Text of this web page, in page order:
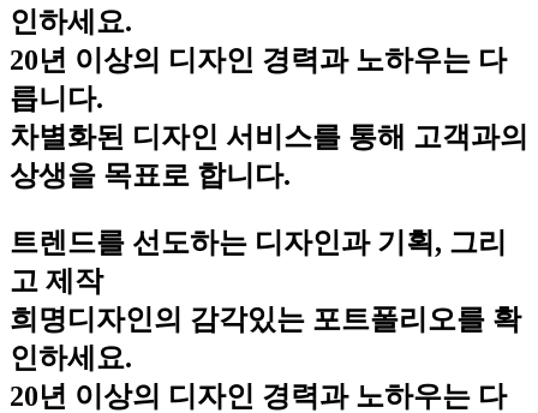
인하세요.
20년 이상의 디자인 경력과 노하우는 다
릅니다.
차별화된 디자인 서비스를 통해 고객과의
상생을 목표로 합니다.
트렌드를 선도하는 디자인과 기획, 그리
고 제작
희명디자인의 감각있는 포트폴리오를 확
인하세요.
20년 이상의 디자인 경력과 노하우는 다